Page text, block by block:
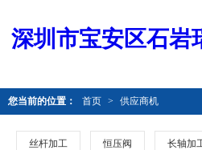
深圳市宝安区石岩
您当前的位置： 首页 > 供应商机
丝杆加工 恒压阀 长轴加